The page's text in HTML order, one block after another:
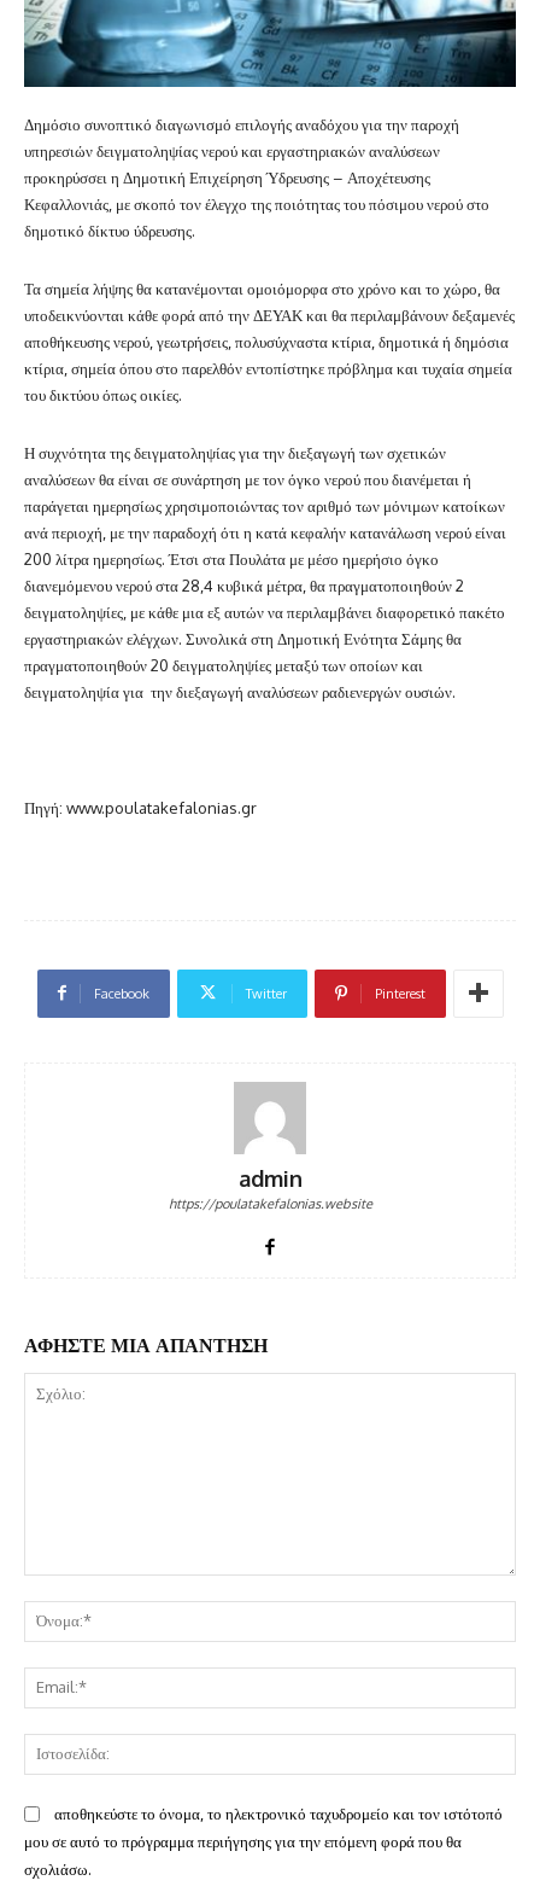
Δημόσιο συνοπτικό διαγωνισμό επιλογής αναδόχου για την παροχή
υπηρεσιών δειγματοληψίας νερού και εργαστηριακών αναλύσεων
προκηρύσσει η Δημοτική Επιχείρηση Ύδρευσης – Αποχέτευσης
Κεφαλλονιάς, με σκοπό τον έλεγχο της ποιότητας του πόσιμου νερού στο
δημοτικό δίκτυο ύδρευσης.
Τα σημεία λήψης θα κατανέμονται ομοιόμορφα στο χρόνο και το χώρο, θα
υποδεικνύονται κάθε φορά από την ΔΕΥΑΚ και θα περιλαμβάνουν δεξαμενές
αποθήκευσης νερού, γεωτρήσεις, πολυσύχναστα κτίρια, δημοτικά ή δημόσια
κτίρια, σημεία όπου στο παρελθόν εντοπίστηκε πρόβλημα και τυχαία σημεία
του δικτύου όπως οικίες.
Η συχνότητα της δειγματοληψίας για την διεξαγωγή των σχετικών
αναλύσεων θα είναι σε συνάρτηση με τον όγκο νερού που διανέμεται ή
παράγεται ημερησίως χρησιμοποιώντας τον αριθμό των μόνιμων κατοίκων
ανά περιοχή, με την παραδοχή ότι η κατά κεφαλήν κατανάλωση νερού είναι
200 λίτρα ημερησίως. Έτσι στα Πουλάτα με μέσο ημερήσιο όγκο
διανεμόμενου νερού στα 28,4 κυβικά μέτρα, θα πραγματοποιηθούν 2
δειγματοληψίες, με κάθε μια εξ αυτών να περιλαμβάνει διαφορετικό πακέτο
εργαστηριακών ελέγχων. Συνολικά στη Δημοτική Ενότητα Σάμης θα
πραγματοποιηθούν 20 δειγματοληψίες μεταξύ των οποίων και
δειγματοληψία για την διεξαγωγή αναλύσεων ραδιενεργών ουσιών.
Πηγή: www.poulatakefalonias.gr
Facebook Twitter Pinterest
admin
https://poulatakefalonias.website
ΑΦΗΣΤΕ ΜΙΑ ΑΠΑΝΤΗΣΗ
αποθηκεύστε το όνομα, το ηλεκτρονικό ταχυδρομείο και τον ιστότοπό
μου σε αυτό το πρόγραμμα περιήγησης για την επόμενη φορά που θα
σχολιάσω.